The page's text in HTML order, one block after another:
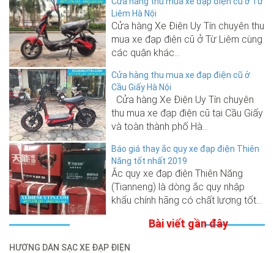
Liêm Hà Nội
Cửa hàng Xe Điện Uy Tín chuyên thu
mua xe đạp điện cũ ở Từ Liêm cùng
các quận khác...
Cửa hàng thu mua xe đạp điện cũ ở
Cầu Giấy Hà Nội
Cửa hàng Xe Điện Uy Tín chuyên
thu mua xe đạp điện cũ tại Cầu Giấy
và toàn thành phố Hà...
Báo giá thay ắc quy xe đạp điện Thiên
Năng tốt nhất 2019
Ắc quy xe đạp điện Thiên Năng
(Tianneng) là dòng ắc quy nhập
khẩu chính hãng có chất lượng tốt...
Bài viết gần đây
HƯỚNG DẪN SẠC XE ĐẠP ĐIỆN